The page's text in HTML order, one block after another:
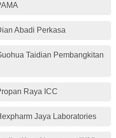
Abadi Perkasa
Taidian Pembangkitan
Raya ICC
Jaya Laboratories